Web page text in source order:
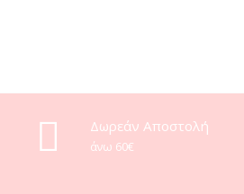
Δωρεάν Αποστολή
άνω 60€